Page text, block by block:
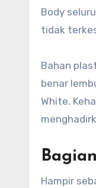
Body
tidak
Bahan
benar
White.
Hampir